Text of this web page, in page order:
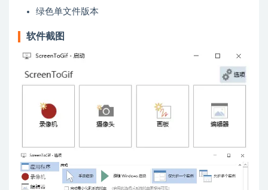
绿色单文件版本
软件截图